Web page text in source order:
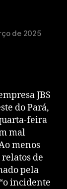
de 2025
JBS
do Pará,
feira
mal
menos
de
pela
incidente